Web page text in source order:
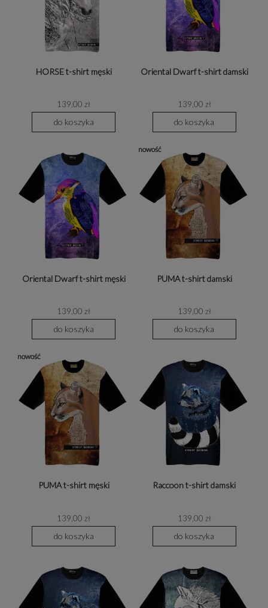
HORSE t-shirt męski
139,00 zł
do koszyka
Oriental Dwarf t-shirt damski
139,00 zł
do koszyka
Oriental Dwarf t-shirt męski
139,00 zł
do koszyka
PUMA t-shirt damski
139,00 zł
do koszyka
nowość
PUMA t-shirt męski
139,00 zł
do koszyka
nowość
Raccoon t-shirt damski
139,00 zł
do koszyka